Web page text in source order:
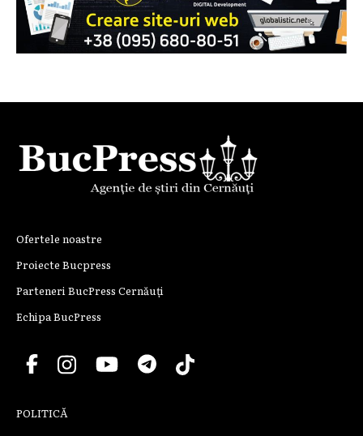
Ofertele noastre
Proiecte Bucpress
Parteneri BucPress Cernăuți
Echipa BucPress
POLITICĂ